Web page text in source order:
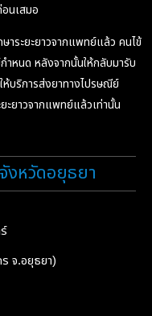
นเสมอ
าระยะยาวจากแพทย์แล้ว คนไข้
ำหนด หลังจากนั้นให้กลับมารับ
ห้บริการส่งยาทางไปรษณีย์
ะยาวจากแพทย์แล้วเท่านั้น
หวัดอยุธยา
จ.อยุธยา)